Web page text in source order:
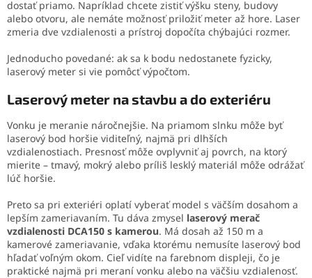
dostať priamo. Napríklad chcete zistiť výšku steny, budovy
alebo otvoru, ale nemáte možnosť priložiť meter až hore. Laser
zmeria dve vzdialenosti a prístroj dopočíta chýbajúci rozmer.
Jednoducho povedané: ak sa k bodu nedostanete fyzicky,
laserový meter si vie pomôcť výpočtom.
Laserový meter na stavbu a do exteriéru
Vonku je meranie náročnejšie. Na priamom slnku môže byť
laserový bod horšie viditeľný, najmä pri dlhších
vzdialenostiach. Presnosť môže ovplyvniť aj povrch, na ktorý
mierite – tmavý, mokrý alebo príliš lesklý materiál môže odrážať
lúč horšie.
Preto sa pri exteriéri oplatí vyberať model s väčším dosahom a
lepším zameriavaním. Tu dáva zmysel laserový merač
vzdialenosti DCA150 s kamerou. Má dosah až 150 m a
kamerové zameriavanie, vďaka ktorému nemusíte laserový bod
hľadať voľným okom. Cieľ vidíte na farebnom displeji, čo je
praktické najmä pri meraní vonku alebo na väčšiu vzdialenosť.